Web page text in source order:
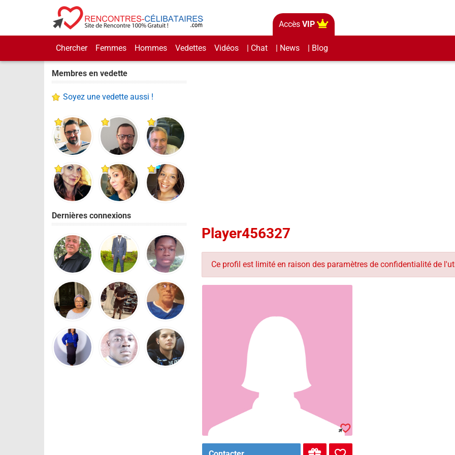
Accès VIP
Chercher Femmes Hommes Vedettes Vidéos | Chat | News | Blog
Membres en vedette
Soyez une vedette aussi !
Dernières connexions
Player456327
Ce profil est limité en raison des paramètres de confidentialité de